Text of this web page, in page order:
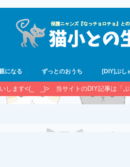
になる ずっとのおうち [DIY]ぷし
します<(_ _)> 当サイトのDIY記事は「ぷ